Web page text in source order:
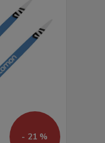
- 21 %